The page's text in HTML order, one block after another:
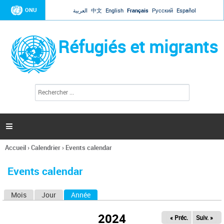
Jump to navigation
ONU العربية 中文 English Français Русский Español
Réfugiés et migrants
l
c
h
e

Vous
ici
Accueil›Calendrier› Events calendar
Events calendar
Mois Jour Année
2024 « Préc. Suiv. »